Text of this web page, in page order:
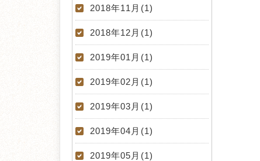
2018年11月(1)
2018年12月(1)
2019年01月(1)
2019年02月(1)
2019年03月(1)
2019年04月(1)
2019年05月(1)